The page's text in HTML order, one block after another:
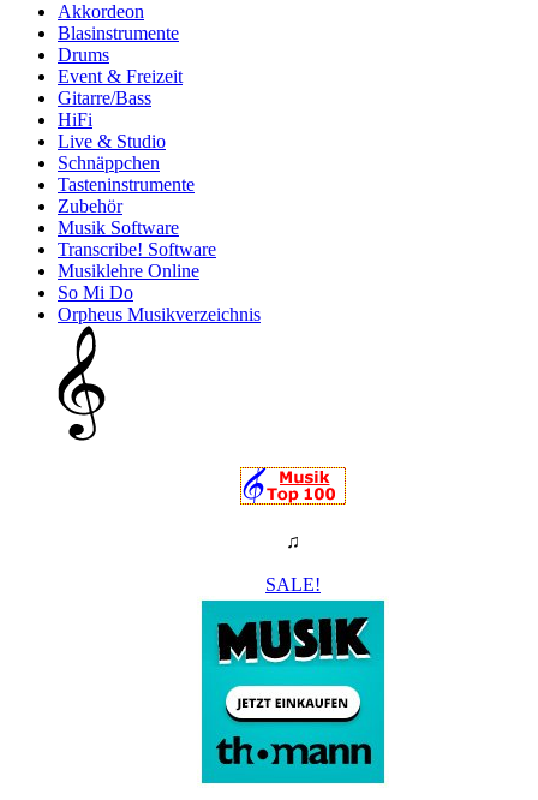
Akkordeon
Blasinstrumente
Drums
Event & Freizeit
Gitarre/Bass
HiFi
Live & Studio
Schnäppchen
Tasteninstrumente
Zubehör
Musik Software
Transcribe! Software
Musiklehre Online
So Mi Do
Orpheus Musikverzeichnis
♫
SALE!